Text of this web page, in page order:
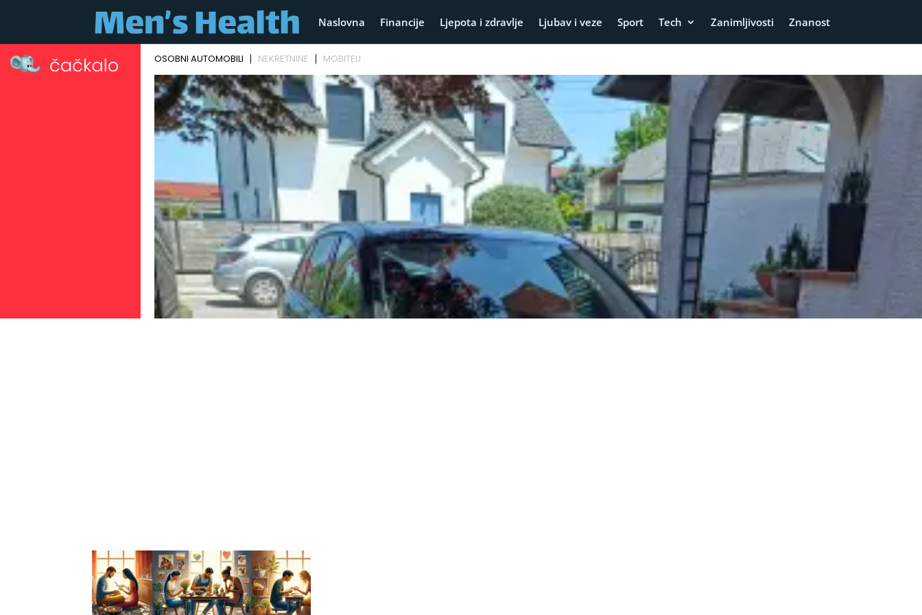
Naslovna Financije Ljepota i zdravlje Ljubav i veze Sport Tech Zanimljivosti Znanost